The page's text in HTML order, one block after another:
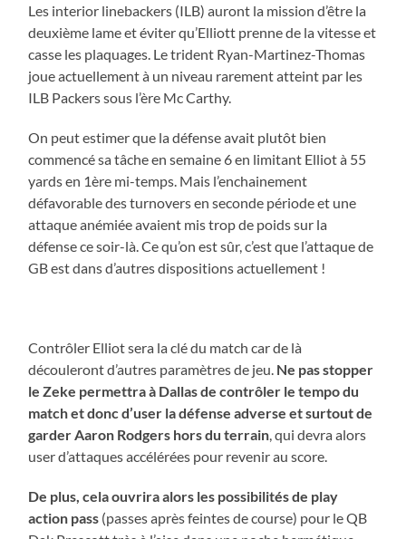
Les interior linebackers (ILB) auront la mission d’être la
deuxième lame et éviter qu’Elliott prenne de la vitesse et
casse les plaquages. Le trident Ryan-Martinez-Thomas
joue actuellement à un niveau rarement atteint par les
ILB Packers sous l’ère Mc Carthy.
On peut estimer que la défense avait plutôt bien
commencé sa tâche en semaine 6 en limitant Elliot à 55
yards en 1ère mi-temps. Mais l’enchainement
défavorable des turnovers en seconde période et une
attaque anémiée avaient mis trop de poids sur la
défense ce soir-là. Ce qu’on est sûr, c’est que l’attaque de
GB est dans d’autres dispositions actuellement !
Contrôler Elliot sera la clé du match car de là
découleront d’autres paramètres de jeu. Ne pas stopper
le Zeke permettra à Dallas de contrôler le tempo du
match et donc d’user la défense adverse et surtout de
garder Aaron Rodgers hors du terrain , qui devra alors
user d’attaques accélérées pour revenir au score.
De plus, cela ouvrira alors les possibilités de play
action pass (passes après feintes de course) pour le QB